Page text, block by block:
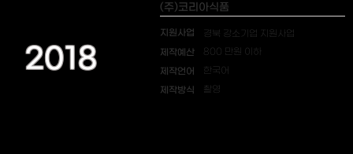
2018
(주)코리아식품
지원사업 경북 강소기업 지원사업
제작예산 800 만원 이하
제작언어 한국어
제작방식 촬영